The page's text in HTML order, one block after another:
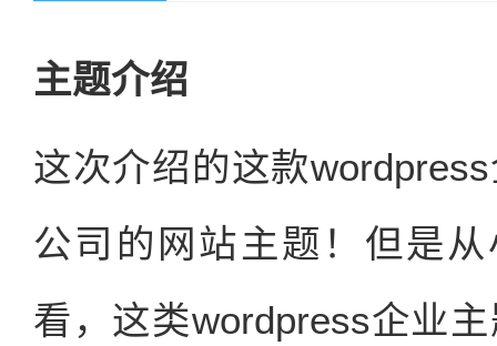
主题介绍
这次介绍的这款
公司的网站主题！但是
看，这类wordpress企业